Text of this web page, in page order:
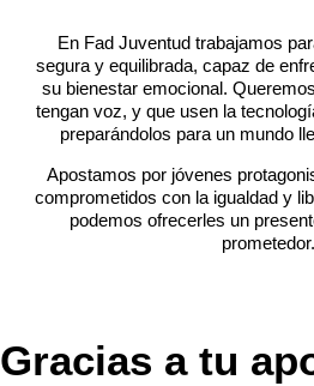
En Fad Juventud trabajamos
segura y equilibrada, capaz de
su bienestar emocional.
tengan voz, y que usen la
preparándolos para un mundo
Apostamos por jóvenes
comprometidos con la igualdad y
podemos ofrecerles un
prometedor.
Gracias a tu